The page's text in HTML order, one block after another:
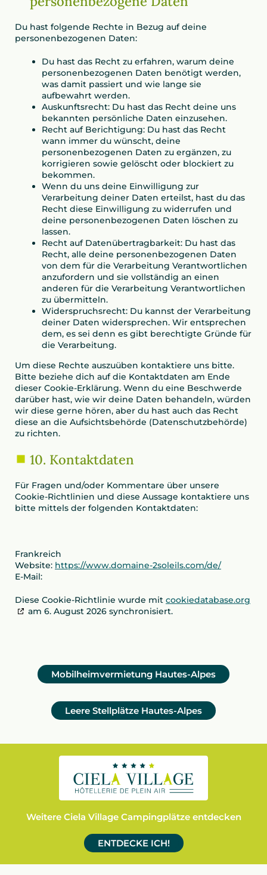
Du hast folgende Rechte in Bezug auf deine
personenbezogenen Daten:
Du hast das Recht zu erfahren, warum deine
personenbezogenen Daten benötigt werden,
was damit passiert und wie lange sie
aufbewahrt werden.
Auskunftsrecht: Du hast das Recht deine uns
bekannten persönliche Daten einzusehen.
Recht auf Berichtigung: Du hast das Recht
wann immer du wünscht, deine
personenbezogenen Daten zu ergänzen, zu
korrigieren sowie gelöscht oder blockiert zu
bekommen.
Wenn du uns deine Einwilligung zur
Verarbeitung deiner Daten erteilst, hast du das
Recht diese Einwilligung zu widerrufen und
deine personenbezogenen Daten löschen zu
lassen.
Recht auf Datenübertragbarkeit: Du hast das
Recht, alle deine personenbezogenen Daten
von dem für die Verarbeitung Verantwortlichen
anzufordern und sie vollständig an einen
anderen für die Verarbeitung Verantwortlichen
zu übermitteln.
Widerspruchsrecht: Du kannst der Verarbeitung
deiner Daten widersprechen. Wir entsprechen
dem, es sei denn es gibt berechtigte Gründe für
die Verarbeitung.
Um diese Rechte auszuüben kontaktiere uns bitte.
Bitte beziehe dich auf die Kontaktdaten am Ende
dieser Cookie-Erklärung. Wenn du eine Beschwerde
darüber hast, wie wir deine Daten behandeln, würden
wir diese gerne hören, aber du hast auch das Recht
diese an die Aufsichtsbehörde (Datenschutzbehörde)
zu richten.
10. Kontaktdaten
Für Fragen und/oder Kommentare über unsere
Cookie-Richtlinien und diese Aussage kontaktiere uns
bitte mittels der folgenden Kontaktdaten:
Frankreich
Website: https://www.domaine-2soleils.com/de/
E-Mail:
Diese Cookie-Richtlinie wurde mit cookiedatabase.org
am 6. August 2026 synchronisiert.
Mobilheimvermietung Hautes-Alpes
Leere Stellplätze Hautes-Alpes
Weitere Ciela Village Campingplätze entdecken
ENTDECKE ICH!